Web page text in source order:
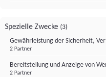
Spezielle Zwecke (3)
Gewährleistung der Sicherheit,
2 Partner
Bereitstellung und Anzeige von
2 Partner